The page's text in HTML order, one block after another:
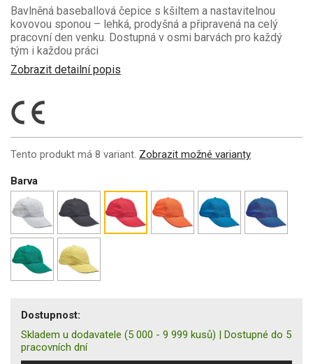
Bavlněná baseballová čepice s kšiltem a nastavitelnou
kovovou sponou – lehká, prodyšná a připravená na celý
pracovní den venku. Dostupná v osmi barvách pro každý
tým i každou práci
Zobrazit detailní popis
Tento produkt má 8 variant. Zobrazit možné varianty
Barva
Dostupnost:
Skladem u dodavatele (5 000 - 9 999 kusů) | Dostupné do 5
pracovních dní